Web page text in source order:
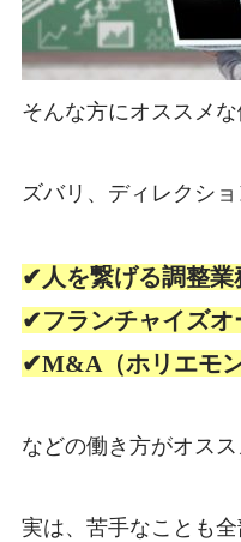
そんな方にオススメ
ズバリ、ディレクショ
✔人を繋げる調整業
✔フランチャイズオ
✔M&A（ホリエモン
などの働き方がオスス
実は、苦手なことも